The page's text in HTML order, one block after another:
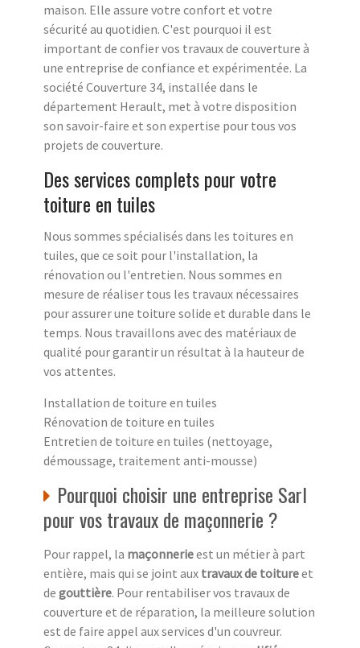
maison. Elle assure votre confort et votre
sécurité au quotidien. C'est pourquoi il est
important de confier vos travaux de couverture à
une entreprise de confiance et expérimentée. La
société Couverture 34, installée dans le
département Herault, met à votre disposition
son savoir-faire et son expertise pour tous vos
projets de couverture.
Des services complets pour votre
toiture en tuiles
Nous sommes spécialisés dans les toitures en
tuiles, que ce soit pour l'installation, la
rénovation ou l'entretien. Nous sommes en
mesure de réaliser tous les travaux nécessaires
pour assurer une toiture solide et durable dans le
temps. Nous travaillons avec des matériaux de
qualité pour garantir un résultat à la hauteur de
vos attentes.
Installation de toiture en tuiles
Rénovation de toiture en tuiles
Entretien de toiture en tuiles (nettoyage,
démoussage, traitement anti-mousse)
Pourquoi choisir une entreprise Sarl
pour vos travaux de maçonnerie ?
Pour rappel, la maçonnerieest un métier à part
entière, mais qui se joint aux travaux de toitureet
de gouttière. Pour rentabiliser vos travaux de
couverture et de réparation, la meilleure solution
est de faire appel aux services d'un couvreur.